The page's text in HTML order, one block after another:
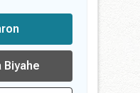
Biyahe